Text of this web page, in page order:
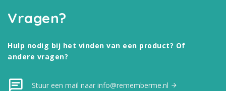
Vragen?
Hulp nodig bij het vinden van een product? Of
andere vragen?
Stuur een mail naar info@rememberme.nl